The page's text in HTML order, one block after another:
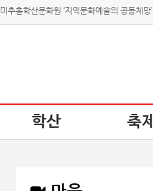
미추홀학산문화원 ‘지역문화예술의 공동체망’
학산 축제